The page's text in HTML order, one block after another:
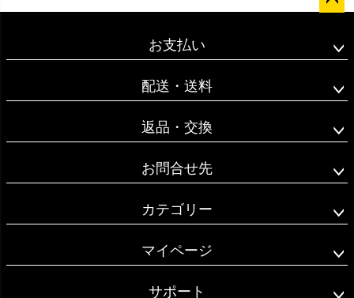
ップ
お支払い
配送・送料
返品・交換
お問合せ先
カテゴリー
マイページ
サポート